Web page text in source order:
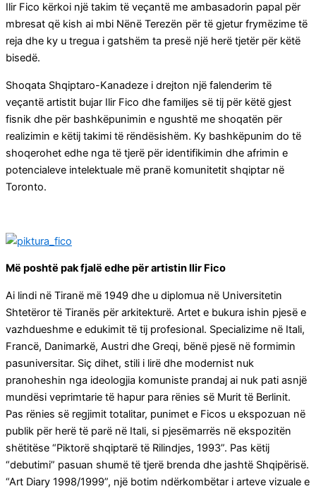
Ilir Fico kërkoi një takim të veçantë me ambasadorin papal për
mbresat që kish ai mbi Nënë Terezën për të gjetur frymëzime të
reja dhe ky u tregua i gatshëm ta presë një herë tjetër për këtë
bisedë.
Shoqata Shqiptaro-Kanadeze i drejton një falenderim të
veçantë artistit bujar Ilir Fico dhe familjes së tij për këtë gjest
fisnik dhe për bashkëpunimin e ngushtë me shoqatën për
realizimin e këtij takimi të rëndësishëm. Ky bashkëpunim do të
shoqerohet edhe nga të tjerë për identifikimin dhe afrimin e
potencialeve intelektuale më pranë komunitetit shqiptar në
Toronto.
Më poshtë pak fjalë edhe për artistin Ilir Fico
Ai lindi në Tiranë më 1949 dhe u diplomua në Universitetin
Shtetëror të Tiranës për arkitekturë. Artet e bukura ishin pjesë e
vazhdueshme e edukimit të tij profesional. Specializime në Itali,
Francë, Danimarkë, Austri dhe Greqi, bënë pjesë në formimin
pasuniversitar. Siç dihet, stili i lirë dhe modernist nuk
pranoheshin nga ideologjia komuniste prandaj ai nuk pati asnjë
mundësi veprimtarie të hapur para rënies së Murit të Berlinit.
Pas rënies së regjimit totalitar, punimet e Ficos u ekspozuan në
publik për herë të parë në Itali, si pjesëmarrës në ekspozitën
shëtitëse “Piktorë shqiptarë të Rilindjes, 1993”. Pas këtij
“debutimi” pasuan shumë të tjerë brenda dhe jashtë Shqipërisë.
“Art Diary 1998/1999”, një botim ndërkombëtar i arteve vizuale e